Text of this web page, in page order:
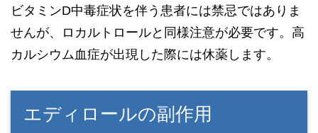
ビタミンD中毒症状を伴う患者には禁忌ではありま
せんが、ロカルトロールと同様注意が必要です。高
カルシウム血症が出現した際には休薬します。
エディロールの副作用